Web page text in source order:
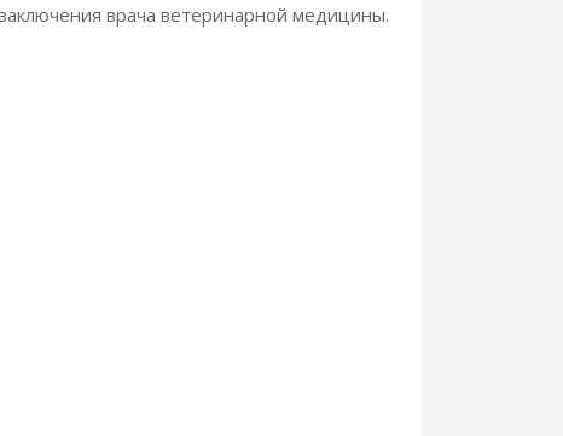
врача ветеринарной медицины.